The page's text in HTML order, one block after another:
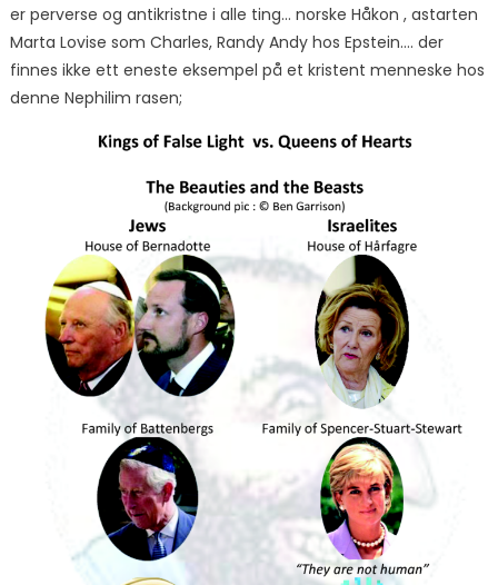
er perverse og antikristne i alle ting… norske Håkon , astarten
Marta Lovise som Charles, Randy Andy hos Epstein…. der
finnes ikke ett eneste eksempel på et kristent menneske hos
denne Nephilim rasen;